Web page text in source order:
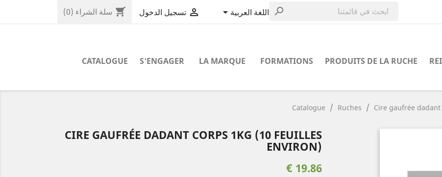
 اللغة العربية
 تسجيل الدخول shopping_cart سلة الشراء (0)
PRODUITS DE LA RUCHE
FORMATIONS
LA MARQUE
S'ENGAGER
CATALOGUE
Catalogue Ruches Cire gaufrée
CIRE GAUFRÉE DADANT CORPS 1KG (10 FEUILLES
ENVIRON)
19.86 €